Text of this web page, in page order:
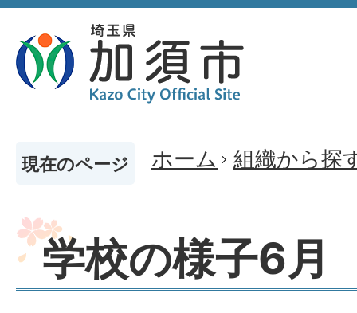
現在のページ ホーム 組織から探
学校の様子6月